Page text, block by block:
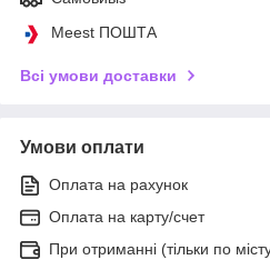
Meest ПОШТА
Всі умови доставки
Умови оплати
Оплата на рахунок
Оплата на карту/счет
При отриманні (тільки по